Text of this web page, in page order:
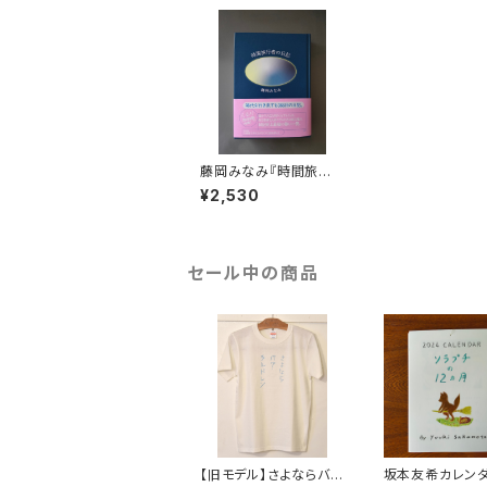
藤岡みなみ『時間旅行
者の日記』
¥2,530
セール中の商品
【旧モデル】さよならバ
坂本友希カレン